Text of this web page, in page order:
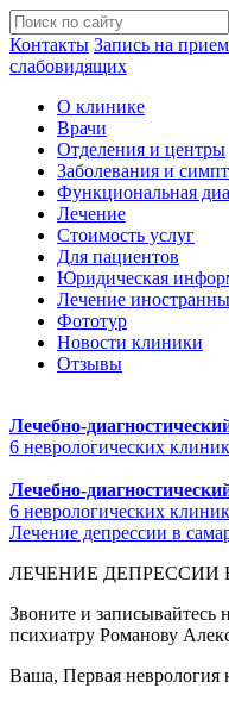
Контакты Запись на прием
слабовидящих
О клинике
Врачи
Отделения и центры
Заболевания и
Функциональная
Лечение
Стоимость услуг
Для пациентов
Юридическая
Лечение
Фототур
Новости клиники
Отзывы
Лечебно-
6 неврологических клиник
Лечебно-
6 неврологических клиник
Лечение депрессии в
ЛЕЧЕНИЕ ДЕПРЕССИИ
Звоните и записывайтесь
психиатру Романову
Ваша, Первая неврология